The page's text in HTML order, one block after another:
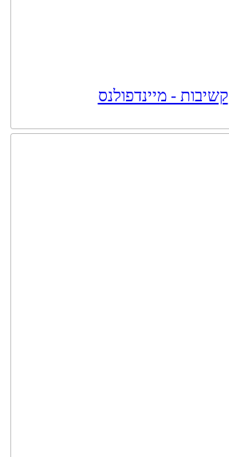
קשיבות - מיינדפולנס